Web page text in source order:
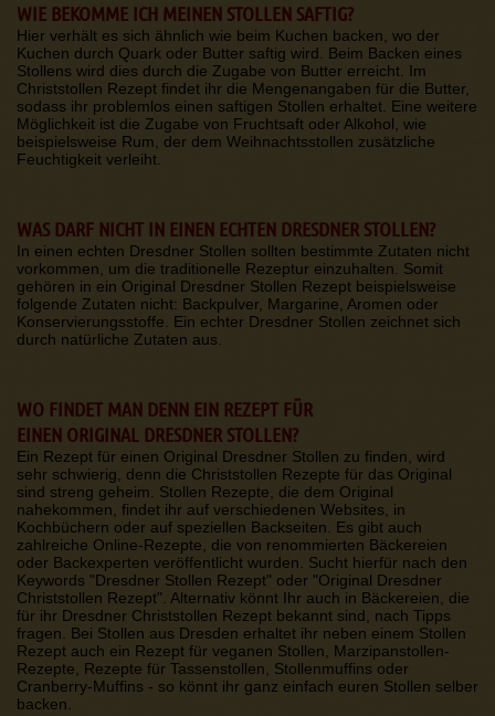
WIE BEKOMME ICH MEINEN STOLLEN SAFTIG?
Hier verhält es sich ähnlich wie beim Kuchen backen, wo der
Kuchen durch Quark oder Butter saftig wird. Beim Backen eines
Stollens wird dies durch die Zugabe von Butter erreicht. Im
Christstollen Rezept findet ihr die Mengenangaben für die Butter,
sodass ihr problemlos einen saftigen Stollen erhaltet. Eine weitere
Möglichkeit ist die Zugabe von Fruchtsaft oder Alkohol, wie
beispielsweise Rum, der dem Weihnachtsstollen zusätzliche
Feuchtigkeit verleiht.
WAS DARF NICHT IN EINEN ECHTEN DRESDNER STOLLEN?
In einen echten Dresdner Stollen sollten bestimmte Zutaten nicht
vorkommen, um die traditionelle Rezeptur einzuhalten. Somit
gehören in ein Original Dresdner Stollen Rezept beispielsweise
folgende Zutaten nicht: Backpulver, Margarine, Aromen oder
Konservierungsstoffe. Ein echter Dresdner Stollen zeichnet sich
durch natürliche Zutaten aus.
WO FINDET MAN DENN EIN REZEPT FÜR
EINEN ORIGINAL DRESDNER STOLLEN?
Ein Rezept für einen Original Dresdner Stollen zu finden, wird
sehr schwierig, denn die Christstollen Rezepte für das Original
sind streng geheim. Stollen Rezepte, die dem Original
nahekommen, findet ihr auf verschiedenen Websites, in
Kochbüchern oder auf speziellen Backseiten. Es gibt auch
zahlreiche Online-Rezepte, die von renommierten Bäckereien
oder Backexperten veröffentlicht wurden. Sucht hierfür nach den
Keywords "Dresdner Stollen Rezept" oder "Original Dresdner
Christstollen Rezept". Alternativ könnt Ihr auch in Bäckereien, die
für ihr Dresdner Christstollen Rezept bekannt sind, nach Tipps
fragen. Bei Stollen aus Dresden erhaltet ihr neben einem Stollen
Rezept auch ein Rezept für veganen Stollen, Marzipanstollen-
Rezepte, Rezepte für Tassenstollen, Stollenmuffins oder
Cranberry-Muffins - so könnt ihr ganz einfach euren Stollen selber
backen.